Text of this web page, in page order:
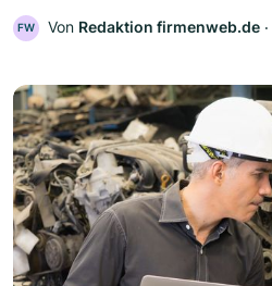
FW Von Redaktion firmenweb.de ‧